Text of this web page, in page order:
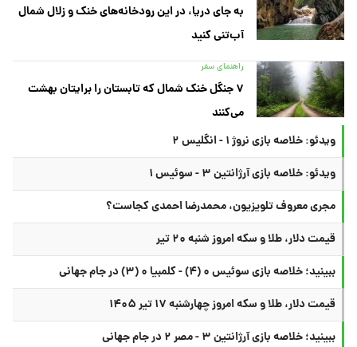
به جای دریا، در این رودخانه‌های خنک و زلال شمال
آب‌تنی کنید
راهنمای سفر
۷ جنگل خنک شمال که تابستان را برایتان بهشت
می‌کنند
ویدئو: خلاصه بازی نروژ ۱ - انگلیس ۲
ویدئو: خلاصه بازی آرژانتین ۳ - سوئیس ۱
مجری معروف تلویزیون، محمدرضا احمدی کجاست؟
قیمت دلار، طلا و سکه امروز شنبه ۲۰ تیر
ببینید؛ خلاصه بازی سوئیس ۰ (۴) - کلمبیا ۰ (۳) در جام جهانی
قیمت دلار، طلا و سکه امروز چهارشنبه ۱۷ تیر ۱۴۰۵
ببینید؛ خلاصه بازی آرژانتین ۳ - مصر ۲ در جام جهانی